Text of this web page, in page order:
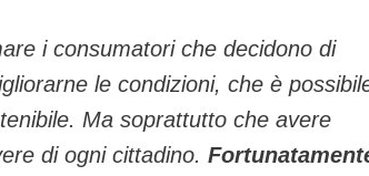
i consumatori che decidono di
le condizioni, che è
Ma soprattutto che avere
di ogni cittadino.